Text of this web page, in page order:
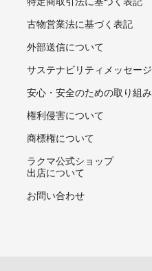
古物営業法に基づく表記
外部送信について
サステナビリティメッセージ
安心・安全のための取り組み
権利侵害について
商標権について
ラクマ公式ショップ
出店について
お問い合わせ